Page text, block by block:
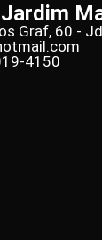
Graf, 60 -
4150